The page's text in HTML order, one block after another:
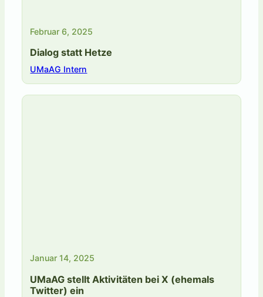
Februar 6, 2025
Dialog statt Hetze
UMaAG Intern
Januar 14, 2025
UMaAG stellt Aktivitäten bei X (ehemals
Twitter) ein